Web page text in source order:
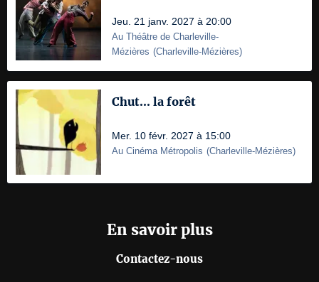
Jeu. 21 janv. 2027 à 20:00
Au Théâtre de Charleville-
Mézières (Charleville-Mézières)
Chut... la forêt
Mer. 10 févr. 2027 à 15:00
Au Cinéma Métropolis (Charleville-Mézières)
En savoir plus
Contactez-nous